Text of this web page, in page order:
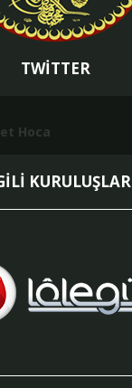
TWİTTER
Hoca
KURULUŞLAR